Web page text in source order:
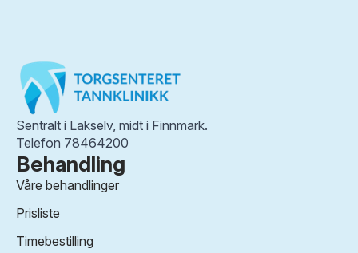
Sentralt i Lakselv, midt i Finnmark.
Telefon 78464200
Behandling
Våre behandlinger
Prisliste
Timebestilling